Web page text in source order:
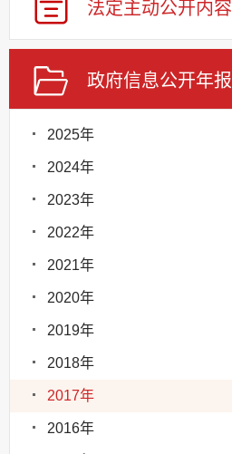
法定主动公开内容
政府信息公开年报
2025年
2024年
2023年
2022年
2021年
2020年
2019年
2018年
2017年
2016年